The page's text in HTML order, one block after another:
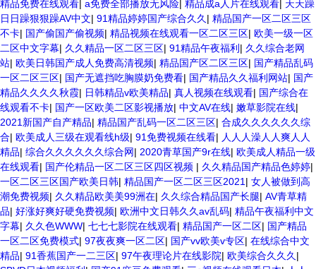
精品免费在线观看 a免费全部播放无风险 精品成a人片在线观看 天天躁
日日躁狠狠躁AV中文| 91精品婷婷国产综合久久 | 精品国产一区二区三区
不卡| 国产偷国产偷视频| 精品视频在线观看一区二区三区| 欧美一级一区
二区中文字幕| 久久精品一区二区三区| 91精品午夜福利 | 久久综合老网
站| 欧美日韩国产成人免费高清视频| 精品国产区二区三区| 国产精品乱码
一区二区三区| 国产无遮挡吃胸膜奶免费看| 国产精品久久福利网站| 国产
精品久久久久秋霞| 日韩精品v欧美精品| 真人视频在线观看| 国产综合在
线观看不卡| 国产一区欧美二区影视播放| 中文AV在线| 嫩草影院在线|
2021新国产自产精品| 精品国产乱码一区二区三区| 合成久久久久久久综
合| 欧美成人三级在观看线h级| 91免费视频在线看| 人人人澡人人爽人人
精品| 综合久久久久久久综合网| 2020青草国产9r在线| 欧美成人精品一级
在线观看| 国产伦精品一区二区三区四区视频 | 久久精品国产精品色婷婷|
一区二区三区国产欧美日韩| 精品国产一区二区三区2021 | 女人被做到高
潮免费视频| 久久精品欧美美99洲在| 久久综合精品国产长腿| AV青草精
品| 好涨好爽好硬免费视频| 欧洲中文日韩久久av乱码| 精品午夜福利中文
字幕| 久久色WWW| 七七七影院在线观看| 精品国产一区二区| 国产精品
一区二区免费模式| 97夜夜爽一区二区| 国产vv欧美v专区| 在线综合中文
精品| 91香蕉国产一二三区| 97午夜理论片在线影院| 欧美综合久久久 |